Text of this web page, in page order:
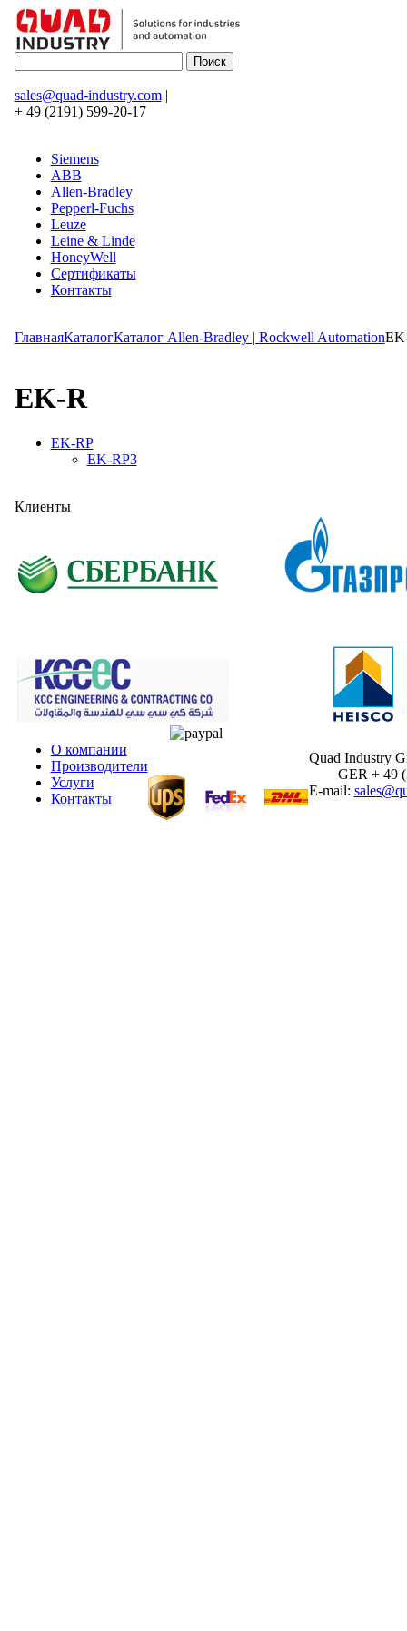
sales@quad-industry.com|
+ 49 (2191) 599-20-17
Siemens
ABB
Allen-Bradley
Pepperl-Fuchs
Leuze
Leine & Linde
HoneyWell
Сертификаты
Контакты
ГлавнаяКаталогКаталог Allen-Bradley | Rockwell Automation
EK-R
EK-RP
EK-RP3
Клиенты
О компании
Производители
Услуги
Контакты
Quad Industry
GER + 49
E-mail: